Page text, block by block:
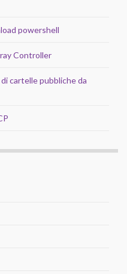
powershell
Controller
cartelle pubbliche da